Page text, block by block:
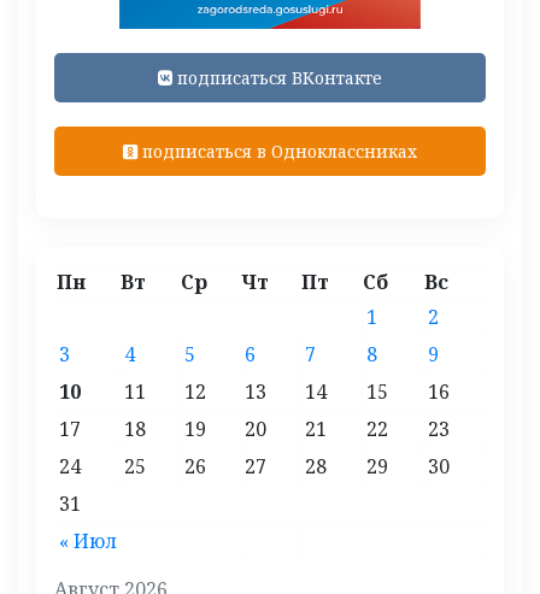
подписаться ВКонтакте
подписаться в Одноклассниках
Пн Вт Ср Чт Пт Сб Вс
« Июл
1
2
3
4 5 6 7 8
9
10
11 12 13 14 15
16
17
18 19 20 21 22
23
24
25 26 27 28 29
30
31